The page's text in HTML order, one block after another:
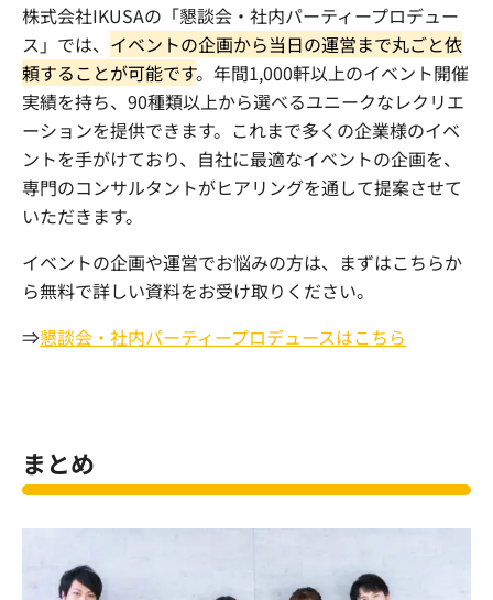
株式会社IKUSAの「懇談会・社内パーティープロデュー
ス」では、 イベントの企画から当日の運営まで丸ごと依
頼することが可能です。年間1,000軒以上のイベント開催
実績を持ち、90種類以上から選べるユニークなレクリエ
ーションを提供できます。これまで多くの企業様のイベ
ントを手がけており、自社に最適なイベントの企画を、
専門のコンサルタントがヒアリングを通して提案させて
いただきます。
イベントの企画や運営でお悩みの方は、まずはこちらか
ら無料で詳しい資料をお受け取りください。
⇒懇談会・社内パーティープロデュースはこちら
まとめ